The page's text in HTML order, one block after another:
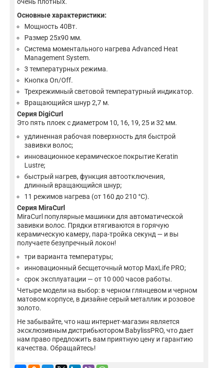
Основные характеристики:
Мощность 40Вт.
Размер 25x90 мм.
Система моментального нагрева Advanced Heat
Management System.
3 температурных режима.
Кнопка On/Off.
Трехрежимный световой температурный индикатор.
Вращающийся шнур 2,7 м.
Серия DigiCurl
Это пять плоек с диаметром 10, 16, 19, 25 и 32 мм.
удлиненная рабочая поверхность для быстрой
завивки волос;
инновационное керамическое покрытие Keratin
Lustre;
быстрый нагрев, функция автоотключения,
длинный вращающийся шнур;
11 режимов нагрева (от 160 до 210 °C).
Серия MiraCurl
MiraCurl популярные машинки для автоматической
завивки волос. Прядки втягиваются в горячую
керамическую камеру, пара-тройка секунд — и вы
получаете безупречный локон!
три варианта температуры;
инновационный бесщеточный мотор MaxLife PRO;
срок эксплуатации — от 10 000 часов работы.
Четыре модели на выбор: в черном глянцевом и черном
матовом корпусе, в дизайне серый металлик и розовое
золото.
Не забывайте, что наш интернет-магазин является
эксклюзивным дистрибьютором BabylissPRO, что дает
нам право предложить вам приятную цену и гарантию
качества. Обращайтесь!